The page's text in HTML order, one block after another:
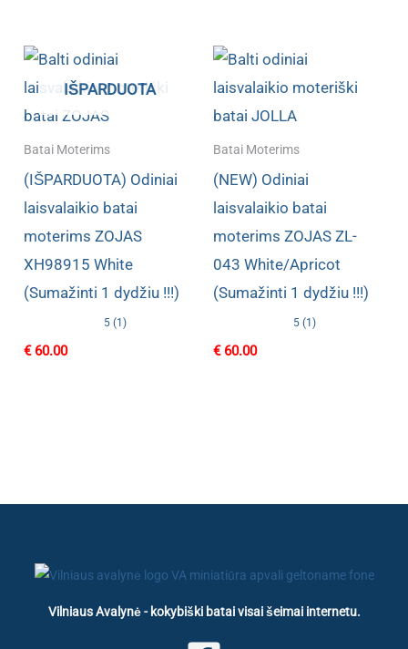
IŠPARDUOTA
Batai Moterims
(IŠPARDUOTA) Odiniai
laisvalaikio batai
moterims ZOJAS
XH98915 White
(Sumažinti 1 dydžiu !!!)
5 (1)
€60.00
Batai Moterims
(NEW) Odiniai
laisvalaikio batai
moterims ZOJAS ZL-
043 White/Apricot
(Sumažinti 1 dydžiu !!!)
5 (1)
€60.00
Vilniaus Avalynė - kokybiški batai visai šeimai internetu.